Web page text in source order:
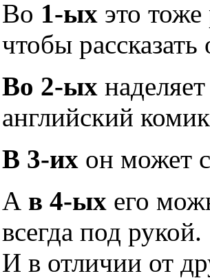
Во 1-ых это
чтобы
Во 2-ых
английский
В 3-их он может
А в 4-ых его
всегда под рукой.
И в отличии от